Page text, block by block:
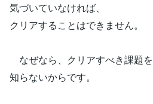
気づいていなければ、
クリアすることはできません。
なぜなら、クリアすべき課題を
知らないからです。